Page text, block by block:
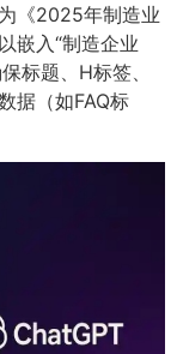
《2025年制造业
嵌入“制造企业
标题、H标签、
据（如FAQ标